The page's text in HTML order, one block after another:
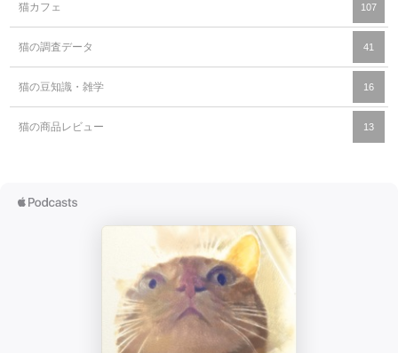
猫カフェ 107
猫の調査データ 41
猫の豆知識・雑学 16
猫の商品レビュー 13